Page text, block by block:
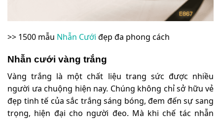
>> 1500 mẫu Nhẫn Cưới đẹp đa phong cách
Nhẫn cưới vàng trắng
Vàng trắng là một chất liệu trang sức được nhiều
người ưa chuộng hiện nay. Chúng không chỉ sở hữu vẻ
đẹp tinh tế của sắc trắng sáng bóng, đem đến sự sang
trọng, hiện đại cho người đeo. Mà khi chế tác nhẫn